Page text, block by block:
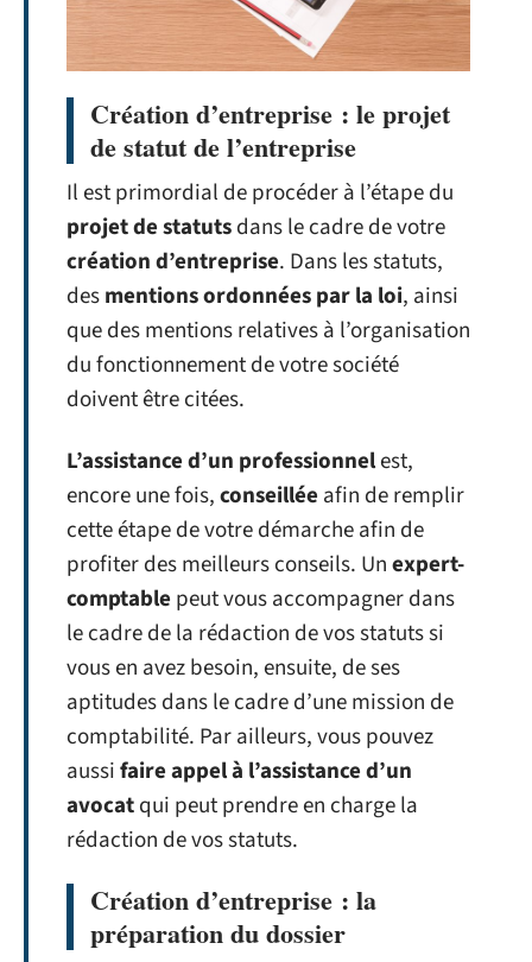
Création d’entreprise : le projet
de statut de l’entreprise
Il est primordial de procéder à l’étape du
projet de statutsdans le cadre de votre
création d’entreprise. Dans les statuts,
desmentions ordonnées par la loi, ainsi
que des mentions relatives à l’organisation
du fonctionnement de votre société
doivent être citées.
L’assistance d’un professionnelest,
encore une fois,conseillée afin de remplir
cette étape de votre démarche afin de
profiter des meilleurs conseils. Unexpert-
comptable peut vous accompagner dans
le cadre de la rédaction de vos statuts si
vous en avez besoin, ensuite, de ses
aptitudes dans le cadre d’une mission de
comptabilité. Par ailleurs, vous pouvez
aussifaire appel à l’assistance d’un
avocatqui peut prendre en charge la
rédaction de vos statuts.
Création d’entreprise : la
préparation du dossier